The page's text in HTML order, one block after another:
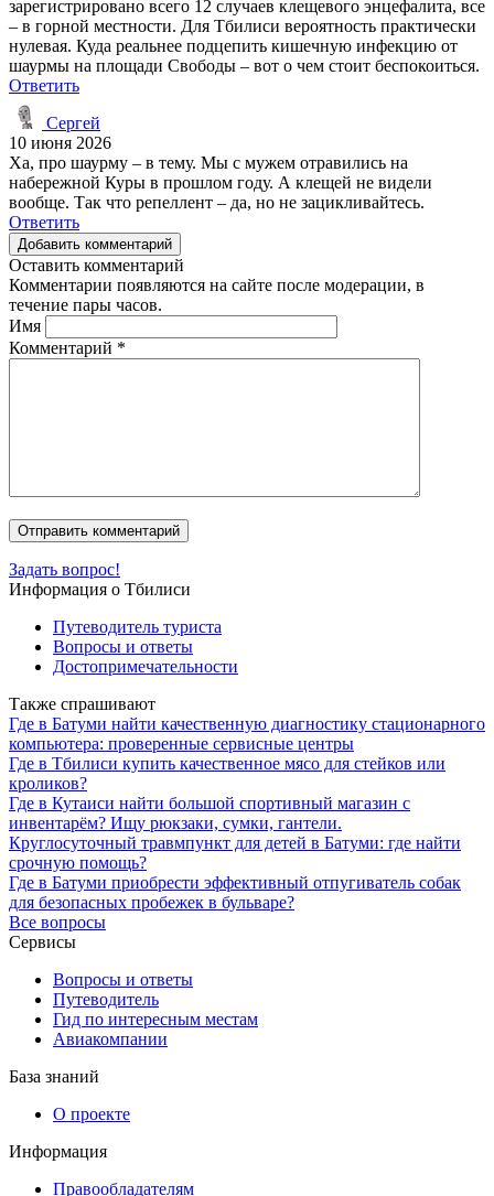
зарегистрировано всего 12 случаев клещевого энцефалита, все
– в горной местности. Для Тбилиси вероятность практически
нулевая. Куда реальнее подцепить кишечную инфекцию от
шаурмы на площади Свободы – вот о чем стоит беспокоиться.
Ответить
Сергей
10 июня 2026
Ха, про шаурму – в тему. Мы с мужем отравились на
набережной Куры в прошлом году. А клещей не видели
вообще. Так что репеллент – да, но не зацикливайтесь.
Ответить
Добавить комментарий
Оставить комментарий
Комментарии появляются на сайте после модерации, в
течение пары часов.
Имя
Комментарий *
Задать вопрос!
Информация о Тбилиси
Путеводитель туриста
Вопросы и ответы
Достопримечательности
Также спрашивают
Где в Батуми найти качественную диагностику стационарного
компьютера: проверенные сервисные центры
Где в Тбилиси купить качественное мясо для стейков или
кроликов?
Где в Кутаиси найти большой спортивный магазин с
инвентарём? Ищу рюкзаки, сумки, гантели.
Круглосуточный травмпункт для детей в Батуми: где найти
срочную помощь?
Где в Батуми приобрести эффективный отпугиватель собак
для безопасных пробежек в бульваре?
Все вопросы
Сервисы
Вопросы и ответы
Путеводитель
Гид по интересным местам
Авиакомпании
База знаний
О проекте
Информация
Правообладателям